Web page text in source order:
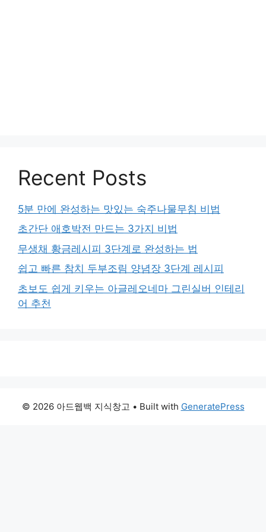
Recent Posts
5분 만에 완성하는 맛있는 숙주나물무침 비법
초간단 애호박전 만드는 3가지 비법
무생채 황금레시피 3단계로 완성하는 법
쉽고 빠른 참치 두부조림 양념장 3단계 레시피
초보도 쉽게 키우는 아글레오네마 그린실버 인테리
어 추천
© 2026 아드웹백 지식창고 • Built with GeneratePress